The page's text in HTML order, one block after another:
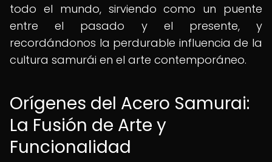
todo el mundo, sirviendo como un puente
entre el pasado y el presente, y
recordándonos la perdurable influencia de la
cultura samurái en el arte contemporáneo.
Orígenes del Acero Samurai:
La Fusión de Arte y
Funcionalidad